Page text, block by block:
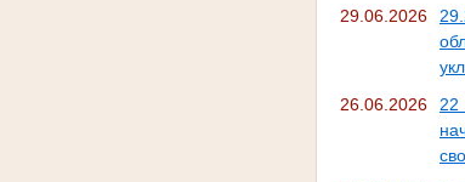
29.06.2026
26.06.2026
22